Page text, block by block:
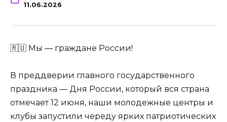
11.06.2026
🇷🇺 Мы — граждане России!
В преддверии главного государственного
праздника — Дня России, который вся страна
отмечает 12 июня, наши молодежные центры и
клубы запустили череду ярких патриотических